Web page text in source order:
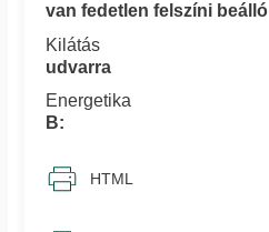
van fedetlen felszíni beálló
Kilátás
udvarra
Energetika
B:
HTML